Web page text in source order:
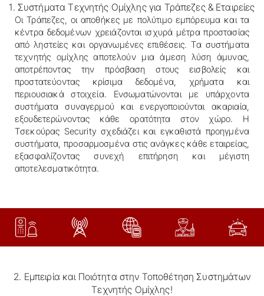
1. Συστήματα Τεχνητής Ομίχλης για Τράπεζες & Εταιρείες
Οι Τράπεζες, οι αποθήκες με πολύτιμο εμπόρευμα και τα
κέντρα δεδομένων χρειάζονται ισχυρά μέτρα προστασίας
από ληστείες και οργανωμένες επιθέσεις. Τα συστήματα
τεχνητής ομίχλης αποτελούν μια άμεση λύση άμυνας,
αποτρέποντας την πρόσβαση στους εισβολείς και
προστατεύοντας κρίσιμα δεδομένα, χρήματα και
περιουσιακά στοιχεία. Ενσωματώνονται με υπάρχοντα
συστήματα συναγερμού και ενεργοποιούνται ακαριαία,
εξουδετερώνοντας κάθε ορατότητα στον χώρο. Η
Tσεκούρας Security σχεδιάζει και εγκαθιστά προηγμένα
συστήματα, προσαρμοσμένα στις ανάγκες κάθε εταιρείας,
εξασφαλίζοντας συνεχή επιτήρηση και μέγιστη
αποτελεσματικότητα.
2. Εμπειρία και Ποιότητα στην Τοποθέτηση Συστημάτων
Τεχνητής Ομίχλης!